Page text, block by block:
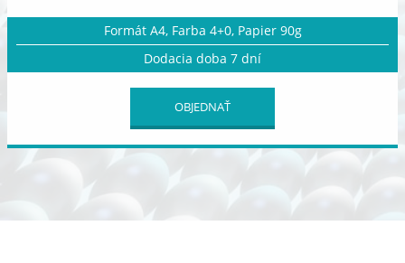
Formát A4, Farba 4+0, Papier 90g
Dodacia doba 7 dní
OBJEDNAŤ